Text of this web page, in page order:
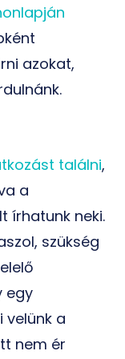
azokat,
találni,
a
írhatunk neki.
szükség
egy
velünk a
nem ér